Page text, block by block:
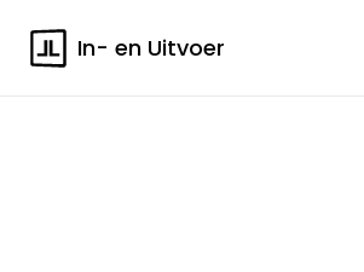
In- en Uitvoer